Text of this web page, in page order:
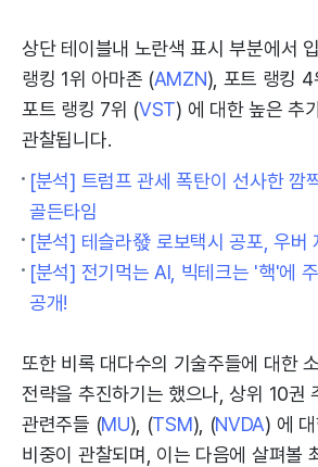
상단 테이블내 노란색 표시 부분에서
랭킹 1위 아마존 (AMZN), 포트 랭킹
포트 랭킹 7위 (VST) 에 대한 높은 추
관찰됩니다.
[분석] 트럼프 관세 폭탄이 선사한 깜
골든타임
[분석] 테슬라發 로보택시 공포, 우버
[분석] 전기먹는 AI, 빅테크는 '핵'에
공개!
또한 비록 대다수의 기술주들에 대한
전략을 추진하기는 했으나, 상위 10권
관련주들 (MU), (TSM), (NVDA) 에
비중이 관찰되며, 이는 다음에 살펴볼